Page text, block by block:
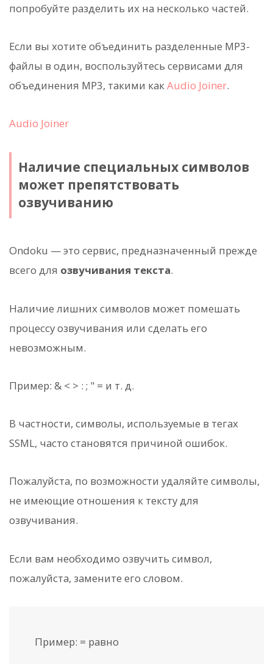
попробуйте разделить их на несколько частей.
Если вы хотите объединить разделенные MP3-
файлы в один, воспользуйтесь сервисами для
объединения MP3, такими какAudio Joiner.
Audio Joiner
Наличие специальных символов
может препятствовать
озвучиванию
Ondoku — это сервис, предназначенный прежде
всего для озвучивания текста.
Наличие лишних символов может помешать
процессу озвучивания или сделать его
невозможным.
Пример: & < > : ; " = и т. д.
В частности, символы, используемые в тегах
SSML, часто становятся причиной ошибок.
Пожалуйста, по возможности удаляйте символы,
не имеющие отношения к тексту для
озвучивания.
Если вам необходимо озвучить символ,
пожалуйста, замените его словом.
Пример: = равно